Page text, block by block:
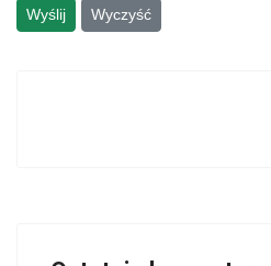
Wyślij Wyczyść